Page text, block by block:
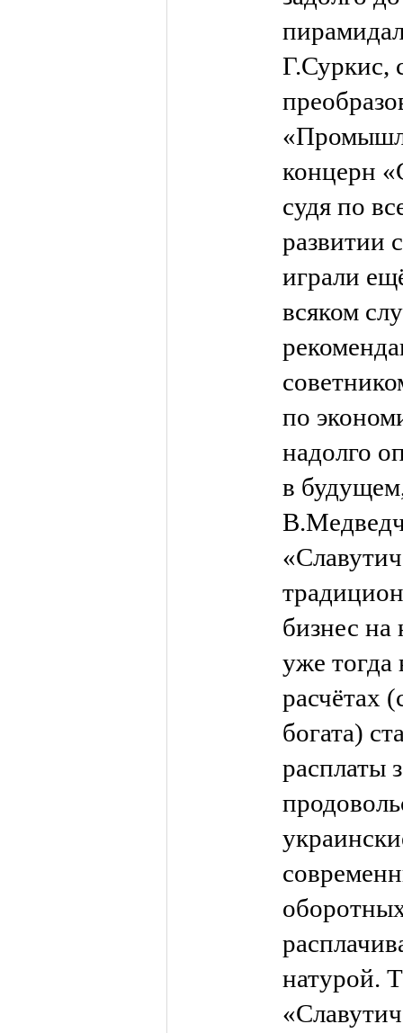
Г.Суркис,
концерн
судя по
развитии
играли
всяком
по
надолго
в
бизнес на
уже тогда
расчётах
богата)
расплаты
натурой.